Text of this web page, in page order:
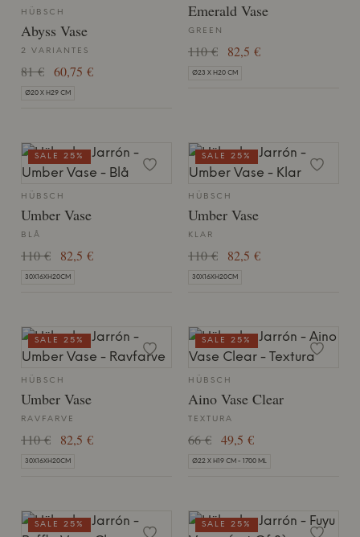
HÜBSCH
Abyss Vase
2 VARIANTES
81 € 60,75 €
Ø20 X H29 CM
Emerald Vase
GREEN
110 € 82,5 €
Ø23 X H20 CM
HÜBSCH
Umber Vase
BLÅ
110 € 82,5 €
30X16XH20CM
SALE 25%
HÜBSCH
Umber Vase
KLAR
110 € 82,5 €
30X16XH20CM
SALE 25%
HÜBSCH
Umber Vase
RAVFARVE
110 € 82,5 €
30X16XH20CM
SALE 25%
HÜBSCH
Aino Vase Clear
TEXTURA
66 € 49,5 €
Ø22 X H19 CM - 1700 ML
SALE 25%
SALE 25% SALE 25%